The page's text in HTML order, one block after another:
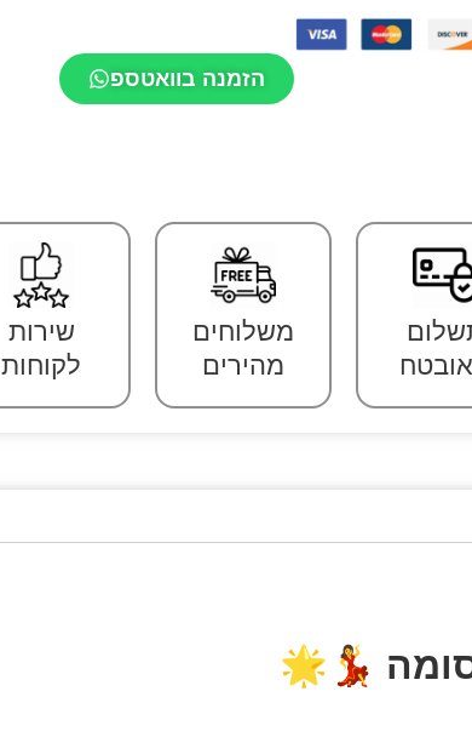
הזמנה בוואטספ
משלוחים
מהירים
שירות
לקוחות
💃🌟